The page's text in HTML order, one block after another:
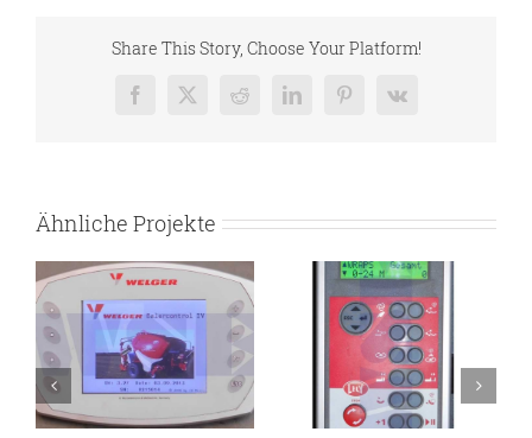
Share This Story, Choose Your Platform!
Facebook
X RedditLinkedInPinterest
Vk
Ähnliche Projekte